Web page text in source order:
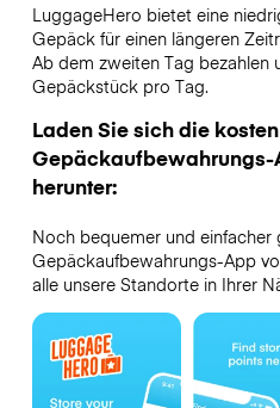
LuggageHero bietet eine
Gepäck für einen längeren
Ab dem zweiten Tag bezahlen
Gepäckstück pro Tag.
Laden Sie sich die
Gepäckaufbewahrungs-
herunter:
Noch bequemer und einfacher
Gepäckaufbewahrungs-App
alle unsere Standorte in Ihrer